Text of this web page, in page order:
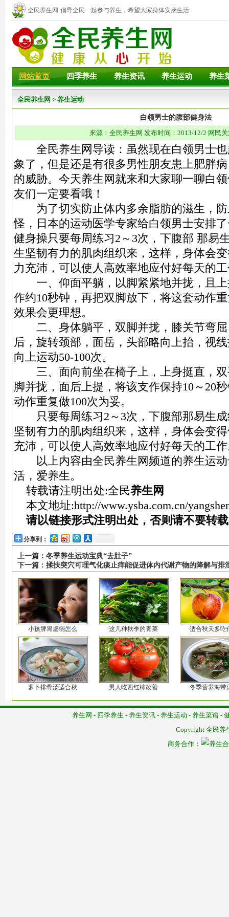
全民养生网-倡导全民一起参与养生，希望大家身体安康生活
幸福！
网站首页 四季养生 养生资讯 养生运动 养生
全民养生网 > 养生运动
白领男士的腹部健身法
来源：全民养生网 发布时间：2013/12/2 网民
全民养生网导读：虽然现在白领男士也
象了，但是还是有很多男性朋友患上肥胖
的威胁。今天养生网就来和大家聊一聊白
友们一定要看哦！
为了切实防止体内多余脂肪的滋生，防
怪，日本的运动医学专家给白领男士安排
健身操只要每周练习2～3次，下腹部 那易
生坚韧有力的肌肉组织来，这样，身体会
力充沛，可以使人高效率地应付好每天的
一、仰面平躺，以脚紧紧地并拢，且上
作约10秒钟，再把双脚放下，将这套动作
效果会更理想。
二、身体躺平，双脚并拢，膝关节弯屈
后，旋转颈部，面岳，头部略向上抬，视
向上运动50-100次。
三、面向前坐在椅子上，上身挺直，双
脚并拢，面后上提，将该支作保持10～20
动作重复做100次为妥。
只要每周练习2～3次，下腹部那易生成
坚韧有力的肌肉组织来，这样，身体会变
充沛，可以使人高效率地应付好每天的工
以上内容由全民养生网频道的养生运动
活，爱养生。
转载请注明出处:全民养生网
本文地址:http://www.ysba.com.cn/
请以链接形式注明出处，否则请不要转
分享到：
上一篇： 冬季养生运动宝典“去肚子”
下一篇： 揉扶突穴可理气化痰止痒能促进体内代谢产物的降解与排
小孩脾胃虚弱怎么 这几种秋季的青菜 适合秋天多吃
萝卜排骨汤适合秋 男人吃西红柿改善 冬季营养海带
养生网 - 四季养生 - 养生资讯 - 养生运动 - 养生菜谱 -
Copyright 全民养
商务合作：